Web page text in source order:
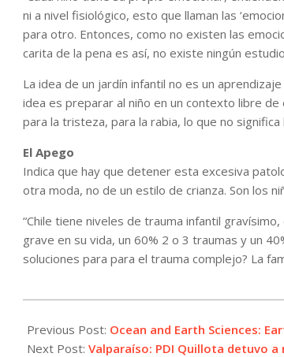
ni a nivel fisiológico, esto que llaman las
para otro. Entonces, como no existen las
carita de la pena es así, no existe ningún
La idea de un jardín infantil no es un
idea es preparar al niño en un contexto libre
para la tristeza, para la rabia, lo que no
El Apego
Indica que hay que detener esta excesiva
otra moda, no de un estilo de crianza. Son los
“Chile tiene niveles de trauma infantil
grave en su vida, un 60% 2 o 3 traumas y un
soluciones para para el trauma complejo? La
12-
21
Previous Post: Ocean and Earth Sciences:
Next Post: Valparaíso: PDI Quillota detuvo